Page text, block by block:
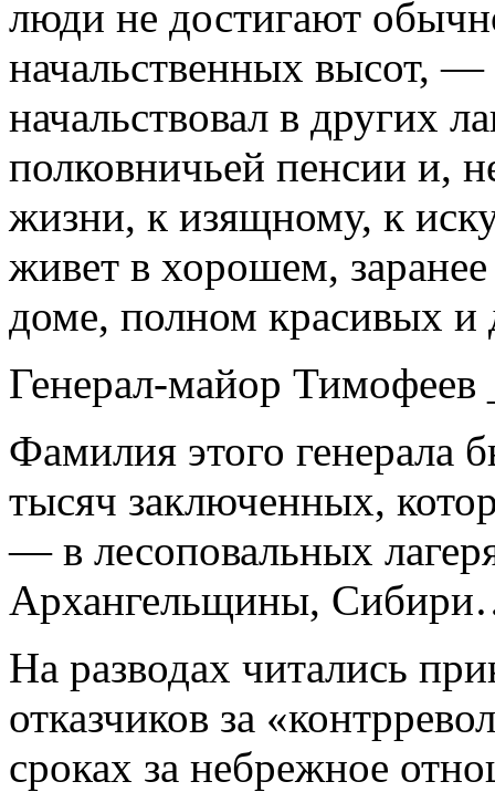
люди не достигают
начальственных высот,
начальствовал в других
полковничьей пенсии и,
жизни, к изящному, к
живет в хорошем,
доме, полном красивых
Генерал-майор Тимофеев
Фамилия этого генерала
тысяч заключенных,
— в лесоповальных
Архангельщины,
На разводах читались
отказчиков за
сроках за небрежное